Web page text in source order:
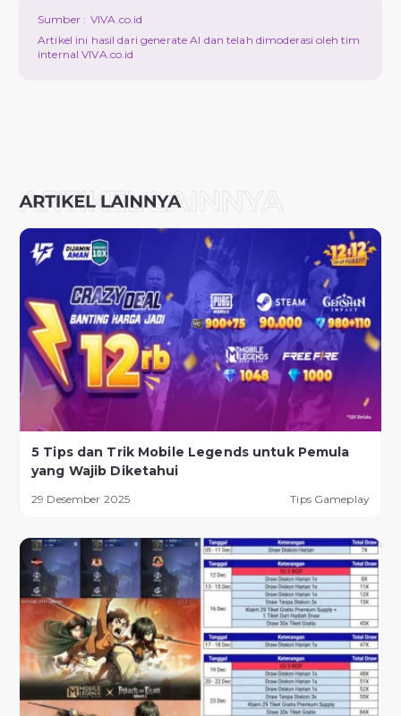
Sumber : VIVA.co.id
Artikel ini hasil dari generate AI dan telah dimoderasi oleh tim
internal VIVA.co.id
5 Tips dan Trik Mobile Legends untuk Pemula
yang Wajib Diketahui
29 Desember 2025 Tips Gameplay